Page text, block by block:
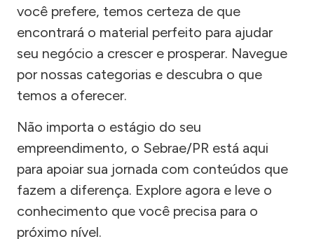
você prefere, temos certeza de que
encontrará o material perfeito para ajudar
seu negócio a crescer e prosperar. Navegue
por nossas categorias e descubra o que
temos a oferecer.
Não importa o estágio do seu
empreendimento, o Sebrae/PR está aqui
para apoiar sua jornada com conteúdos que
fazem a diferença. Explore agora e leve o
conhecimento que você precisa para o
próximo nível.